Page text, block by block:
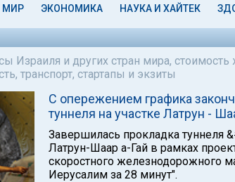
МИР ЭКОНОМИКА НАУКА И ХАЙТЕК
Израиля и других стран мира, стоимость
транспорт, стартапы и экзиты
С опережением графика
туннеля на участке Латрун -
Завершилась прокладка туннеля
Латрун-Шаар а-Гай в рамках
скоростного железнодорожного
Иерусалим за 28 минут".